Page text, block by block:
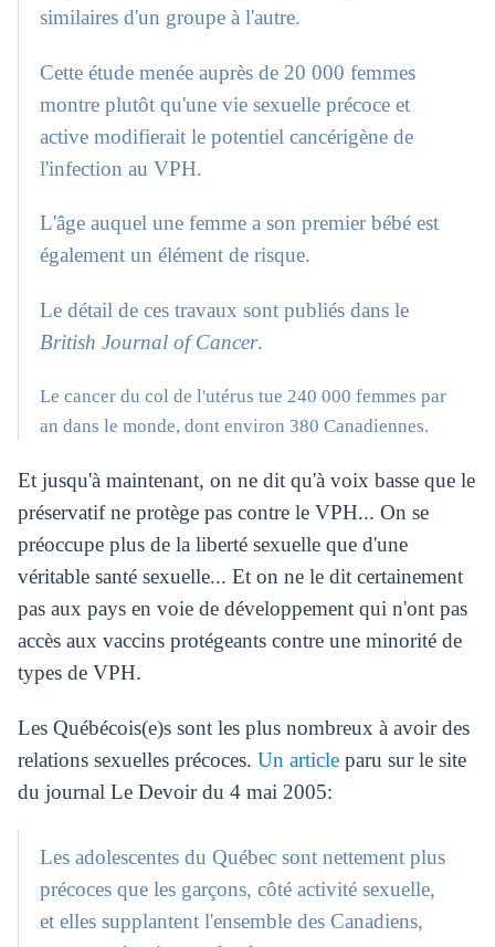
similaires d'un groupe à l'autre.
Cette étude menée auprès de 20 000 femmes
montre plutôt qu'une vie sexuelle précoce et
active modifierait le potentiel cancérigène de
l'infection au VPH.
L'âge auquel une femme a son premier bébé est
également un élément de risque.
Le détail de ces travaux sont publiés dans le
British Journal of Cancer.
Le cancer du col de l'utérus tue 240 000 femmes par
an dans le monde, dont environ 380 Canadiennes.
Et jusqu'à maintenant, on ne dit qu'à voix basse que le
préservatif ne protège pas contre le VPH... On se
préoccupe plus de la liberté sexuelle que d'une
véritable santé sexuelle... Et on ne le dit certainement
pas aux pays en voie de développement qui n'ont pas
accès aux vaccins protégeants contre une minorité de
types de VPH.
Les Québécois(e)s sont les plus nombreux à avoir des
relations sexuelles précoces. Un article paru sur le site
du journal Le Devoir du 4 mai 2005:
Les adolescentes du Québec sont nettement plus
précoces que les garçons, côté activité sexuelle,
et elles supplantent l'ensemble des Canadiens,